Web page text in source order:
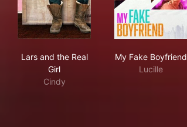
Lars and the Real
Girl
Cindy
My Fake Boyfriend
Lucille